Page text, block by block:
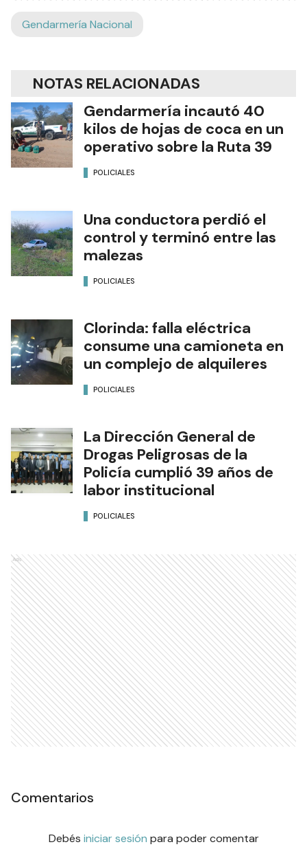
Gendarmería Nacional
NOTAS RELACIONADAS
Gendarmería incautó 40
kilos de hojas de coca en un
operativo sobre la Ruta 39
POLICIALES
Una conductora perdió el
control y terminó entre las
malezas
POLICIALES
Clorinda: falla eléctrica
consume una camioneta en
un complejo de alquileres
POLICIALES
La Dirección General de
Drogas Peligrosas de la
Policía cumplió 39 años de
labor institucional
POLICIALES
Ads
Comentarios
Debés iniciar sesión para poder comentar